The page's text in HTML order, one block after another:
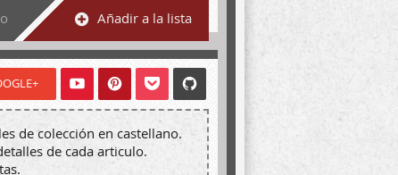
Añadir a la lista
de colección en castellano.
de cada articulo.